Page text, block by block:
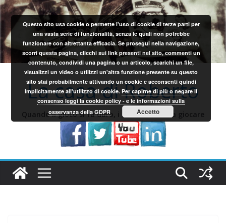
Salta
al
contenuto
La casa di Roberto
Quando il gioco si fa duro, i sardi iniziano a giocare
Questo sito usa cookie o permette l'uso di cookie di terze parti per
una vasta serie di funzionalità, senza le quali non potrebbe
funzionare con altrettanta efficacia. Se prosegui nella navigazione,
scorri questa pagina, clicchi sui link presenti nel sito, commenti un
contenuto, condividi una pagina o un articolo, scarichi un file,
visualizzi un video o utilizzi un'altra funzione presente su questo
sito stai probabilmente attivando un cookie e acconsenti quindi
implicitamente all'utilizzo di cookie.Per capirne di più o negare il
consenso leggi la cookie policy - e le informazioni sulla
osservanza della GDPR
Accetto